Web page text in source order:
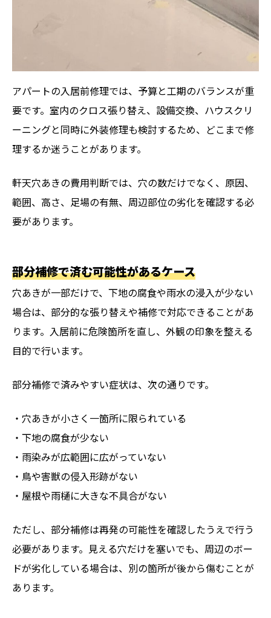
アパートの入居前修理では、予算と工期のバランスが重
要です。室内のクロス張り替え、設備交換、ハウスクリ
ーニングと同時に外装修理も検討するため、どこまで修
理するか迷うことがあります。
軒天穴あきの費用判断では、穴の数だけでなく、原因、
範囲、高さ、足場の有無、周辺部位の劣化を確認する必
要があります。
部分補修で済む可能性があるケース
穴あきが一部だけで、下地の腐食や雨水の浸入が少ない
場合は、部分的な張り替えや補修で対応できることがあ
ります。入居前に危険箇所を直し、外観の印象を整える
目的で行います。
部分補修で済みやすい症状は、次の通りです。
・穴あきが小さく一箇所に限られている
・下地の腐食が少ない
・雨染みが広範囲に広がっていない
・鳥や害獣の侵入形跡がない
・屋根や雨樋に大きな不具合がない
ただし、部分補修は再発の可能性を確認したうえで行う
必要があります。見える穴だけを塞いでも、周辺のボー
ドが劣化している場合は、別の箇所が後から傷むことが
あります。